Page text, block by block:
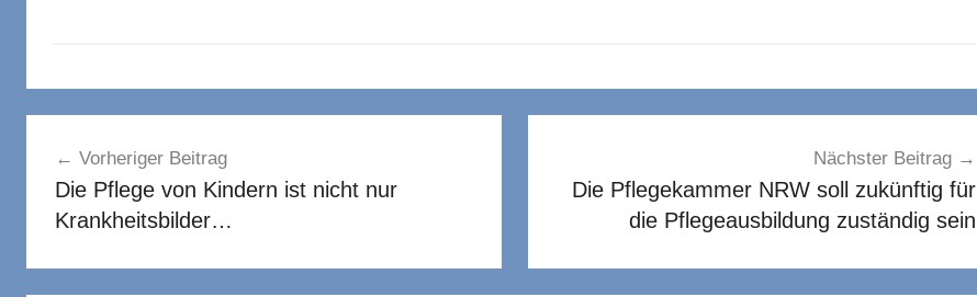
Vorheriger Beitrag
Die Pflege von Kindern ist nicht nur
Krankheitsbilder…
Nächster Beitrag
Die Pflegekammer NRW soll zukünftig für
die Pflegeausbildung zuständig sein